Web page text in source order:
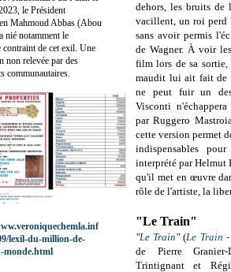
dehors, les bruits
vacillent, un roi perd
sans avoir permis
de Wagner. À voir
film lors de sa
maudit lui ait fait de
ne peut fuir un
Visconti
par Ruggero
cette version permet
indispensables
interprété par Helmut
qu'il met en œuvre
rôle de l'artiste, la
"Le Train"
"Le Train"(Le Train
de Pierre Granier-
Trintignant et
le Président
Mahmoud Abbas (Abou
nié notamment le
contraint de cet exil. Une
non relevée par des
communautaires.
lexil-du-million-de-
monde.html